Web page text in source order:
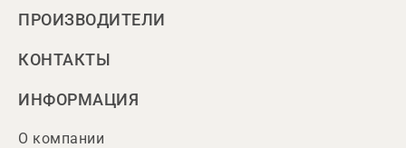
ПРОИЗВОДИТЕЛИ
КОНТАКТЫ
ИНФОРМАЦИЯ
О компании